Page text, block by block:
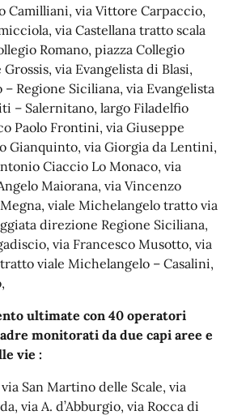
Camilliani, via Vittore Carpaccio,
via Castellana tratto scala
Romano, piazza Collegio
via Evangelista di Blasi,
Regione Siciliana, via Evangelista
– Salernitano, largo Filadelfio
Paolo Frontini, via Giuseppe
Gianquinto, via Giorgia da Lentini,
Ciaccio Lo Monaco, via
Maiorana, via Vincenzo
viale Michelangelo tratto via
direzione Regione Siciliana,
via Francesco Musotto, via
viale Michelangelo – Casalini,
ultimate con 40 operatori
monitorati da due capi aree e
vie :
San Martino delle Scale, via
via A. d’Abburgio, via Rocca di